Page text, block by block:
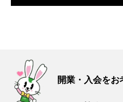
開業・入会をお